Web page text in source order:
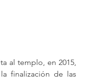
al templo, en 2015,
finalización de las